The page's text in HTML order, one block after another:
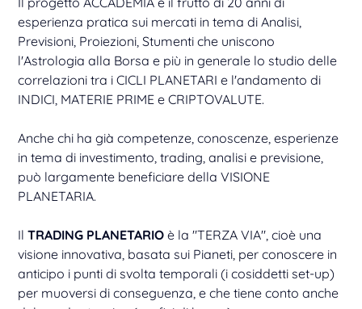
esperienza pratica sui mercati in tema di Analisi,
Previsioni, Proiezioni, Stumenti che uniscono
l'Astrologia alla Borsa e più in generale lo studio delle
correlazioni tra i CICLI PLANETARI e l'andamento di
INDICI, MATERIE PRIME e CRIPTOVALUTE.
Anche chi ha già competenze, conoscenze, esperienze
in tema di investimento, trading, analisi e previsione,
può largamente beneficiare della VISIONE
PLANETARIA.
Il TRADING PLANETARIO è la "TERZA VIA", cioè una
visione innovativa, basata sui Pianeti, per conoscere in
anticipo i punti di svolta temporali (i cosiddetti set-up)
per muoversi di conseguenza, e che tiene conto anche